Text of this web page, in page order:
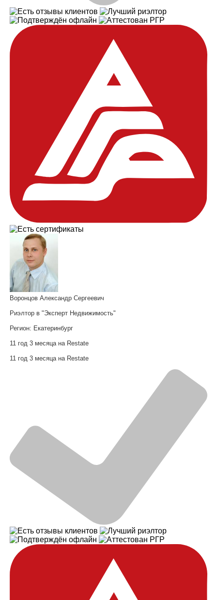
Воронцов Александр Сергеевич
Риэлтор в "Эксперт Недвижимость"
Регион: Екатеринбург
11 год 3 месяца на Restate
11 год 3 месяца на Restate